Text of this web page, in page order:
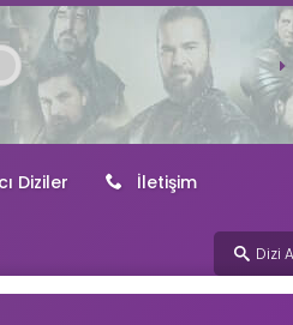
Diziler İletişim